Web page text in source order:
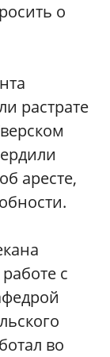
о
растрате
аресте,
с
во